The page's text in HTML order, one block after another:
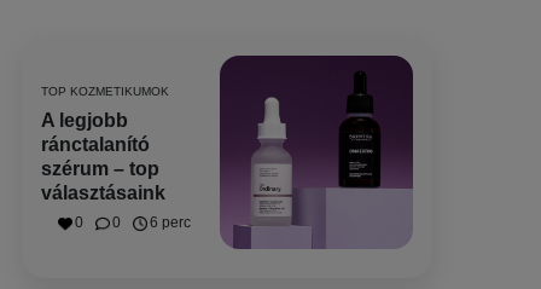
TOP KOZMETIKUMOK
A legjobb
ránctalanító
szérum – top
választásaink
0 0 6 perc